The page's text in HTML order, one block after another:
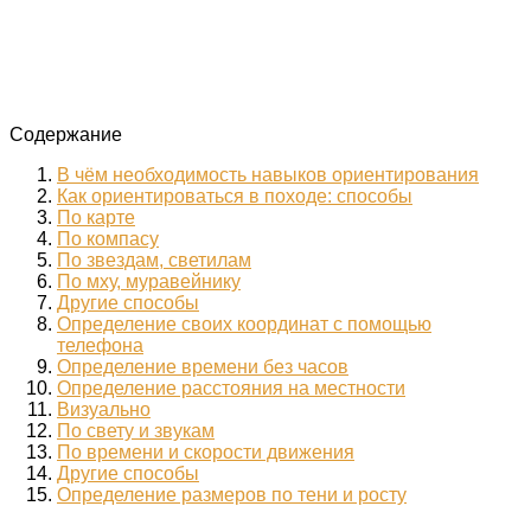
Содержание
В чём необходимость навыков ориентирования
Как ориентироваться в походе: способы
По карте
По компасу
По звездам, светилам
По мху, муравейнику
Другие способы
Определение своих координат с помощью
телефона
Определение времени без часов
Определение расстояния на местности
Визуально
По свету и звукам
По времени и скорости движения
Другие способы
Определение размеров по тени и росту